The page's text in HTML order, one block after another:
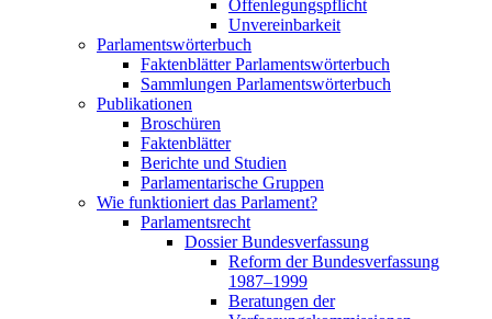
Offenlegungspflicht
Unvereinbarkeit
Parlamentswörterbuch
Faktenblätter Parlamentswörterbuch
Sammlungen Parlamentswörterbuch
Publikationen
Broschüren
Faktenblätter
Berichte und Studien
Parlamentarische Gruppen
Wie funktioniert das Parlament?
Parlamentsrecht
Dossier Bundesverfassung
Reform der Bundesverfassung
1987–1999
Beratungen der